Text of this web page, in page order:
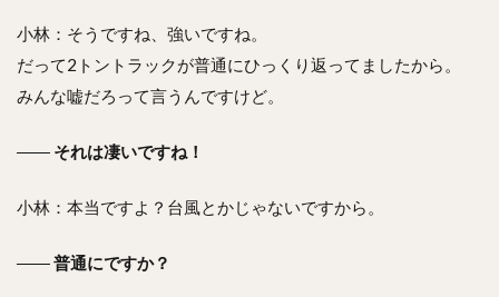
小林：そうですね、強いですね。
だって2トントラックが普通にひっくり返ってましたから。
みんな嘘だろって言うんですけど。
―― それは凄いですね！
小林：本当ですよ？台風とかじゃないですから。
――普通にですか？